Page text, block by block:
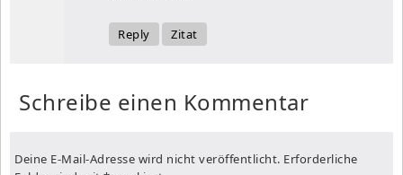
Reply Zitat
Schreibe einen Kommentar
Deine E-Mail-Adresse wird nicht veröffentlicht. Erforderliche